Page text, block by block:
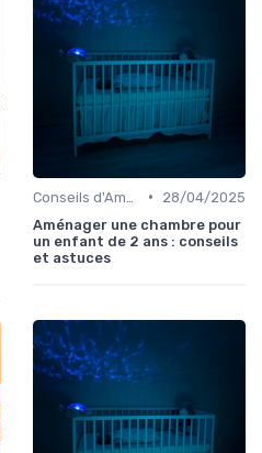
•
28/04/2025
Aménager une chambre pour
un enfant de 2 ans : conseils
et astuces